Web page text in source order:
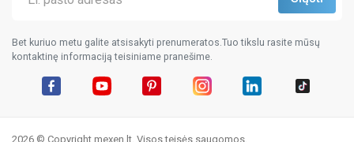
Bet kuriuo metu galite atsisakyti prenumeratos.Tuo tikslu rasite mūsų
kontaktinę informaciją teisiniame pranešime.
2026 © Copyright mexen.lt. Visos teisės saugomos.